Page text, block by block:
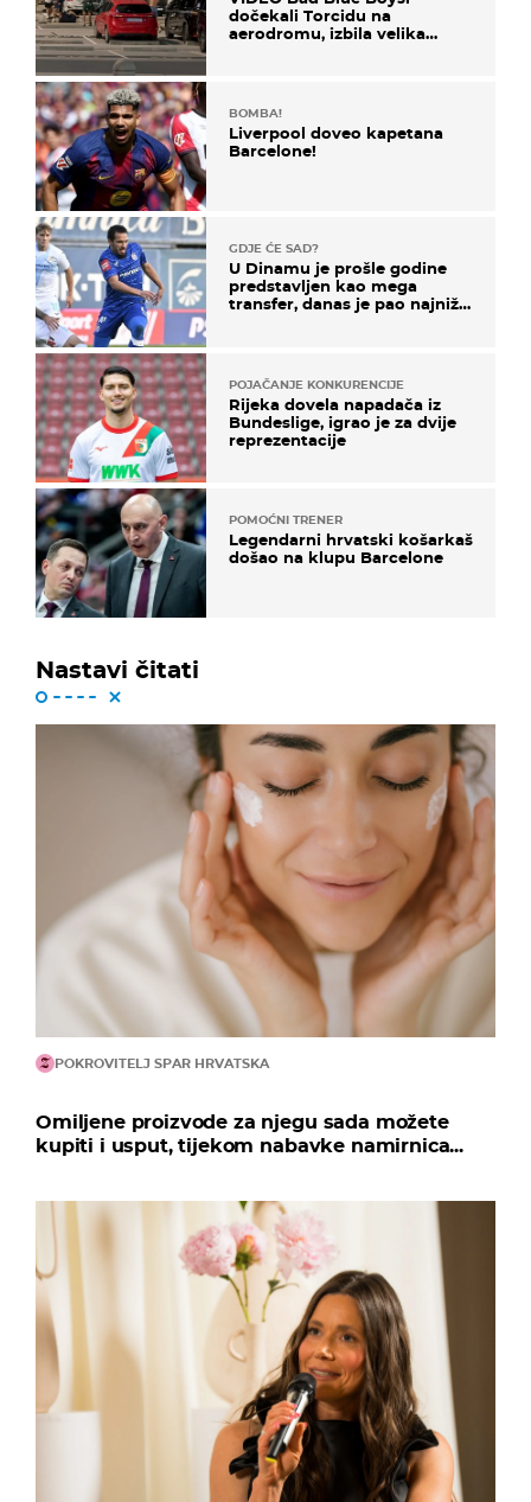
dočekali Torcidu na
aerodromu, izbila velika
BOMBA!
Liverpool doveo kapetana
Barcelone!
GDJE ĆE SAD?
U Dinamu je prošle godine
predstavljen kao mega
transfer, danas je pao najniže
POJAČANJE KONKURENCIJE
Rijeka dovela napadača iz
Bundeslige, igrao je za dvije
reprezentacije
POMOĆNI TRENER
Legendarni hrvatski košarkaš
došao na klupu Barcelone
Nastavi čitati
POKROVITELJ SPAR HRVATSKA
Omiljene proizvode za njegu sada možete
kupiti i usput, tijekom nabavke namirnica...